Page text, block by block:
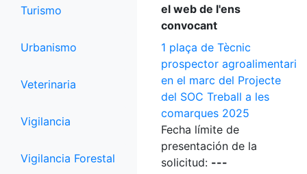
Turismo
Urbanismo
Veterinaria
Vigilancia
Vigilancia Forestal
el web de l'ens
convocant
1 plaça de Tècnic
prospector agroalimentari
en el marc del Projecte
del SOC Treball a les
comarques 2025
Fecha límite de
presentación de la
solicitud: ---